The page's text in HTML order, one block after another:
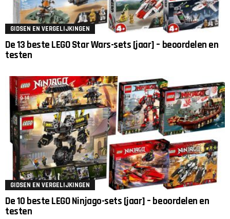
GIDSEN EN VERGELIJKINGEN
De 13 beste LEGO Star Wars-sets [jaar] – beoordelen en
testen
GIDSEN EN VERGELIJKINGEN
De 10 beste LEGO Ninjago-sets [jaar] – beoordelen en
testen